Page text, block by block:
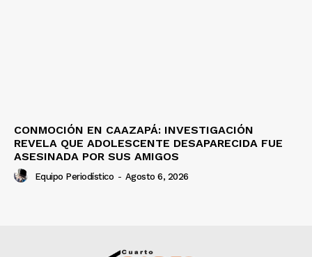
CONMOCIÓN EN CAAZAPÁ: INVESTIGACIÓN
REVELA QUE ADOLESCENTE DESAPARECIDA FUE
ASESINADA POR SUS AMIGOS
Equipo Periodístico - Agosto 6, 2026